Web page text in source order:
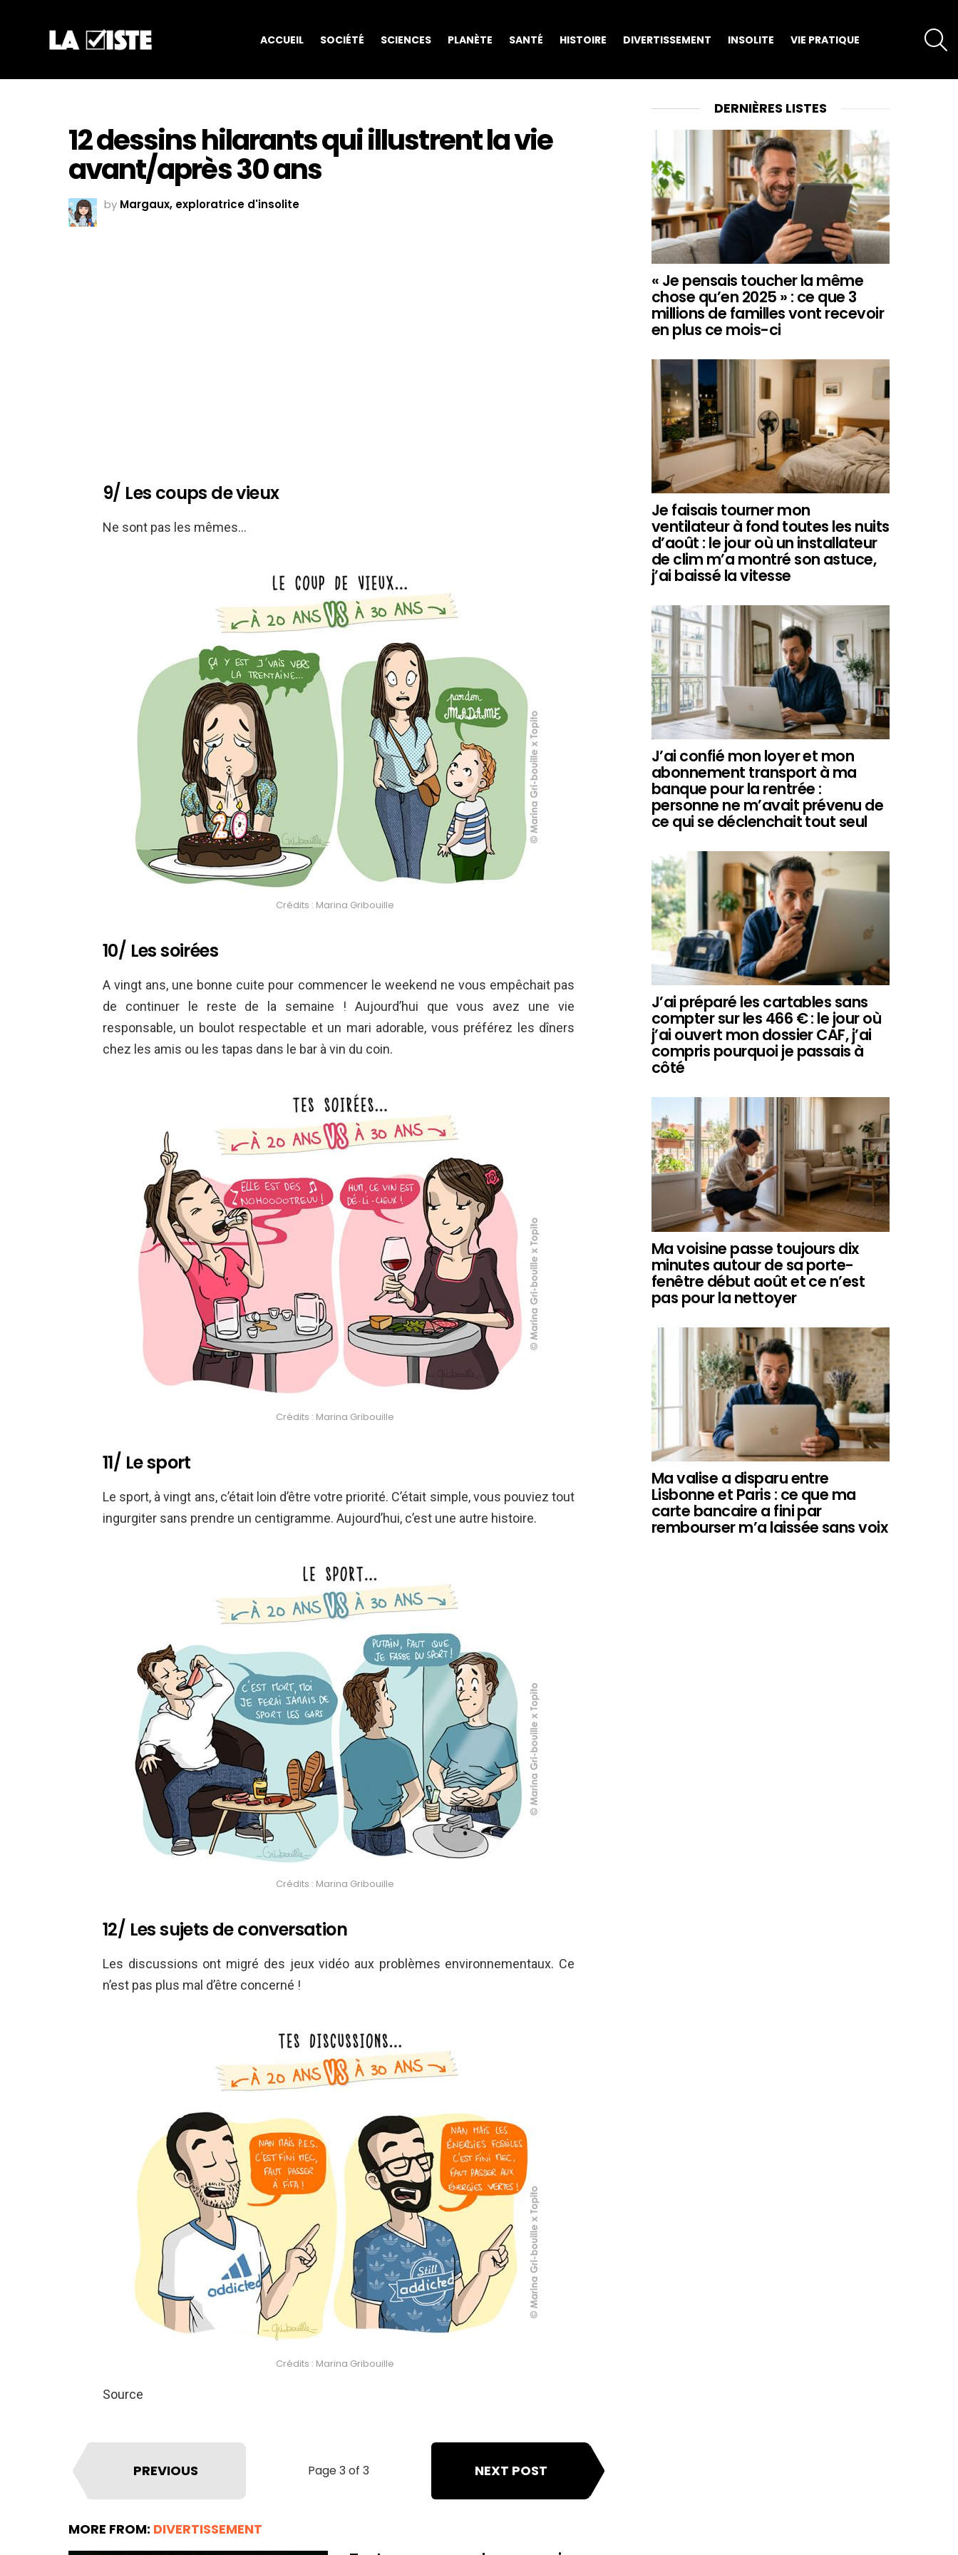
ACCUEIL SOCIÉTÉ SCIENCES PLANÈTE SANTÉ HISTOIRE DIVERTISSEMENT INSOLITE VIE PRATIQUE
12 dessins hilarants qui illustrent la vie
avant/après 30 ans
by Margaux, exploratrice d'insolite
9/ Les coups de vieux
Ne sont pas les mêmes…
Crédits : Marina Gribouille
10/ Les soirées
A vingt ans, une bonne cuite pour commencer le weekend ne vous empêchait pas
de continuer le reste de la semaine ! Aujourd’hui que vous avez une vie
responsable, un boulot respectable et un mari adorable, vous préférez les dîners
chez les amis ou les tapas dans le bar à vin du coin.
Crédits : Marina Gribouille
11/ Le sport
Le sport, à vingt ans, c’était loin d’être votre priorité. C’était simple, vous pouviez tout
ingurgiter sans prendre un centigramme. Aujourd’hui, c’est une autre histoire.
Crédits : Marina Gribouille
12/ Les sujets de conversation
Les discussions ont migré des jeux vidéo aux problèmes environnementaux. Ce
n’est pas plus mal d’être concerné !
Crédits : Marina Gribouille
Source
Page 3 of 3
PREVIOUS NEXT POST
MORE FROM: DIVERTISSEMENT
DERNIÈRES LISTES
« Je pensais toucher la même
chose qu’en 2025 » : ce que 3
millions de familles vont recevoir
en plus ce mois-ci
Je faisais tourner mon
ventilateur à fond toutes les nuits
d’août : le jour où un installateur
de clim m’a montré son astuce,
j’ai baissé la vitesse
J’ai confié mon loyer et mon
abonnement transport à ma
banque pour la rentrée :
personne ne m’avait prévenu de
ce qui se déclenchait tout seul
J’ai préparé les cartables sans
compter sur les 466 € : le jour où
j’ai ouvert mon dossier CAF, j’ai
compris pourquoi je passais à
côté
Ma voisine passe toujours dix
minutes autour de sa porte-
fenêtre début août et ce n’est
pas pour la nettoyer
Ma valise a disparu entre
Lisbonne et Paris : ce que ma
carte bancaire a fini par
rembourser m’a laissée sans voix